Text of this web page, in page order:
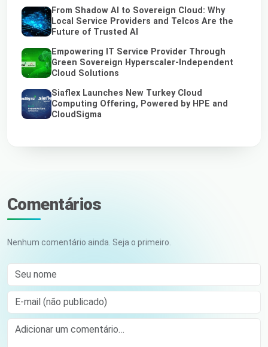
From Shadow AI to Sovereign Cloud: Why
Local Service Providers and Telcos Are the
Future of Trusted AI
Empowering IT Service Provider Through
Green Sovereign Hyperscaler-Independent
Cloud Solutions
Siaflex Launches New Turkey Cloud
Computing Offering, Powered by HPE and
CloudSigma
Comentários
Nenhum comentário ainda. Seja o primeiro.
Seu nome
E-mail (não publicado)
Comment